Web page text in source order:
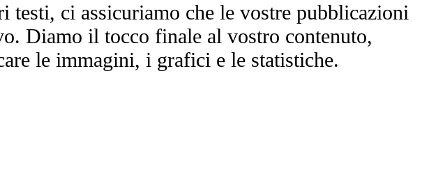
ci assicuriamo che le vostre pubblicazioni
Diamo il tocco finale al vostro contenuto,
le immagini, i grafici e le statistiche.